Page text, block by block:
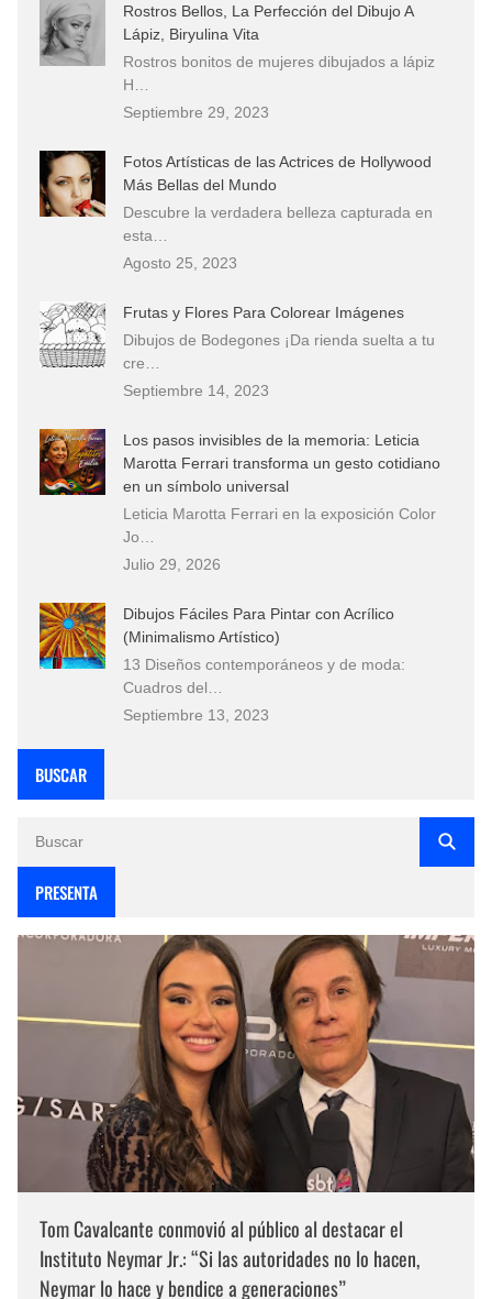
Rostros Bellos, La Perfección del Dibujo A
Lápiz, Biryulina Vita
Rostros bonitos de mujeres dibujados a lápiz
H…
Septiembre 29, 2023
Fotos Artísticas de las Actrices de Hollywood
Más Bellas del Mundo
Descubre la verdadera belleza capturada en
esta…
Agosto 25, 2023
Frutas y Flores Para Colorear Imágenes
Dibujos de Bodegones ¡Da rienda suelta a tu
cre…
Septiembre 14, 2023
Los pasos invisibles de la memoria: Leticia
Marotta Ferrari transforma un gesto cotidiano
en un símbolo universal
Leticia Marotta Ferrari en la exposición Color
Jo…
Julio 29, 2026
Dibujos Fáciles Para Pintar con Acrílico
(Minimalismo Artístico)
13 Diseños contemporáneos y de moda:
Cuadros del…
Septiembre 13, 2023
BUSCAR
PRESENTA
Tom Cavalcante conmovió al público al destacar el
Instituto Neymar Jr.: “Si las autoridades no lo hacen,
Neymar lo hace y bendice a generaciones”